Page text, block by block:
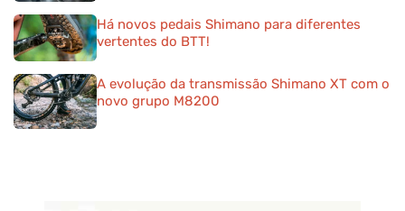
Há novos pedais Shimano para diferentes
vertentes do BTT!
A evolução da transmissão Shimano XT com o
novo grupo M8200